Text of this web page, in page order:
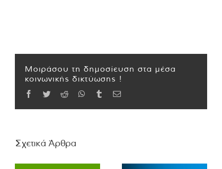
Μοιράσου τη δημοσίευση στα μέσα
κοινωνικής δικτύωσης !
Facebook
TwitterReddit WhatsApp
TumblrEmail
Σχετικά Άρθρα